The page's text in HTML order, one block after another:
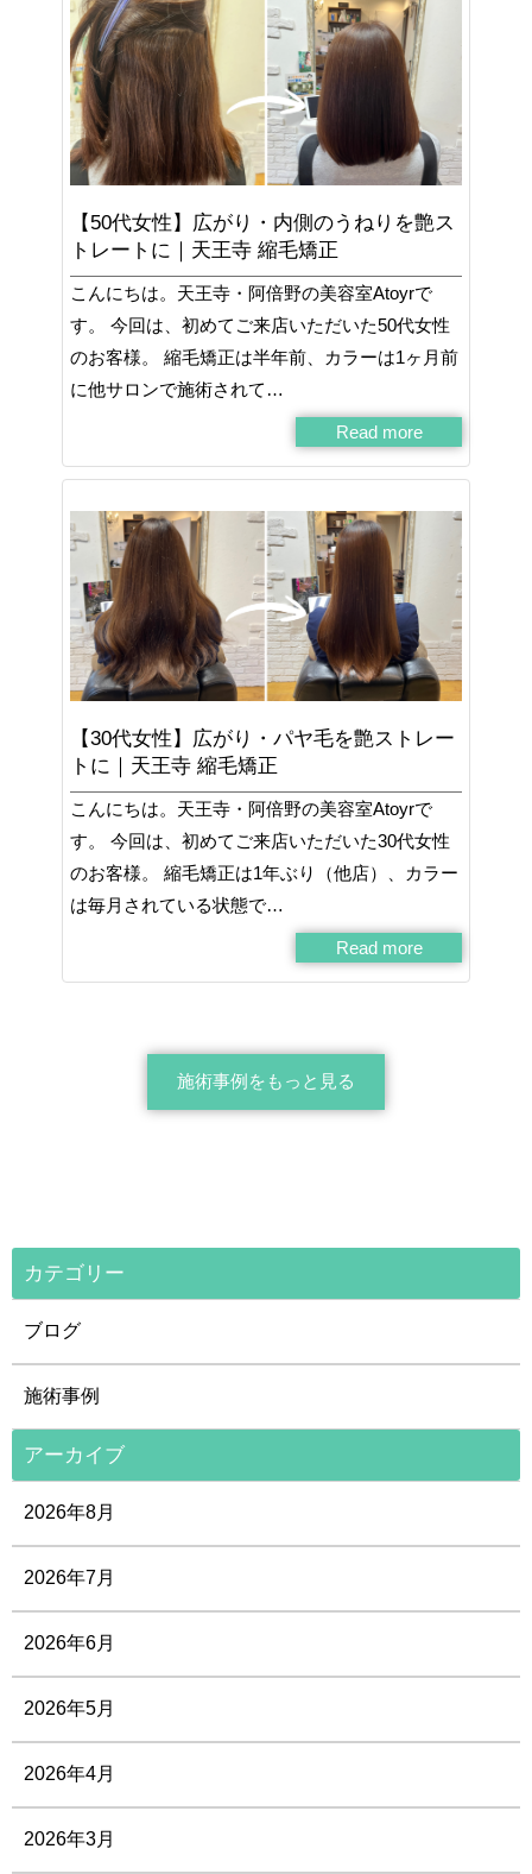
【50代女性】広がり・内側のうねりを艶ス
トレートに｜天王寺 縮毛矯正
こんにちは。天王寺・阿倍野の美容室Atoyrで
す。 今回は、初めてご来店いただいた50代女性
のお客様。 縮毛矯正は半年前、カラーは1ヶ月前
に他サロンで施術されて…
Read more
【30代女性】広がり・パヤ毛を艶ストレー
トに｜天王寺 縮毛矯正
こんにちは。天王寺・阿倍野の美容室Atoyrで
す。 今回は、初めてご来店いただいた30代女性
のお客様。 縮毛矯正は1年ぶり（他店）、カラー
は毎月されている状態で…
Read more
施術事例をもっと見る
カテゴリー
ブログ
施術事例
アーカイブ
2026年8月
2026年7月
2026年6月
2026年5月
2026年4月
2026年3月